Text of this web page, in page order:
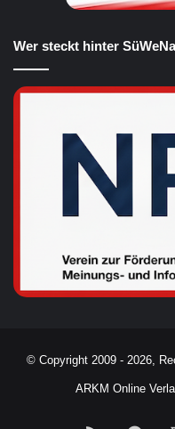
Wer steckt hinter
© Copyright 2009 - 2026,
ARKM Online